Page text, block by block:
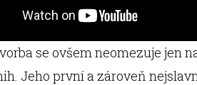
se ovšem neomezuje jen
Jeho první a zároveň